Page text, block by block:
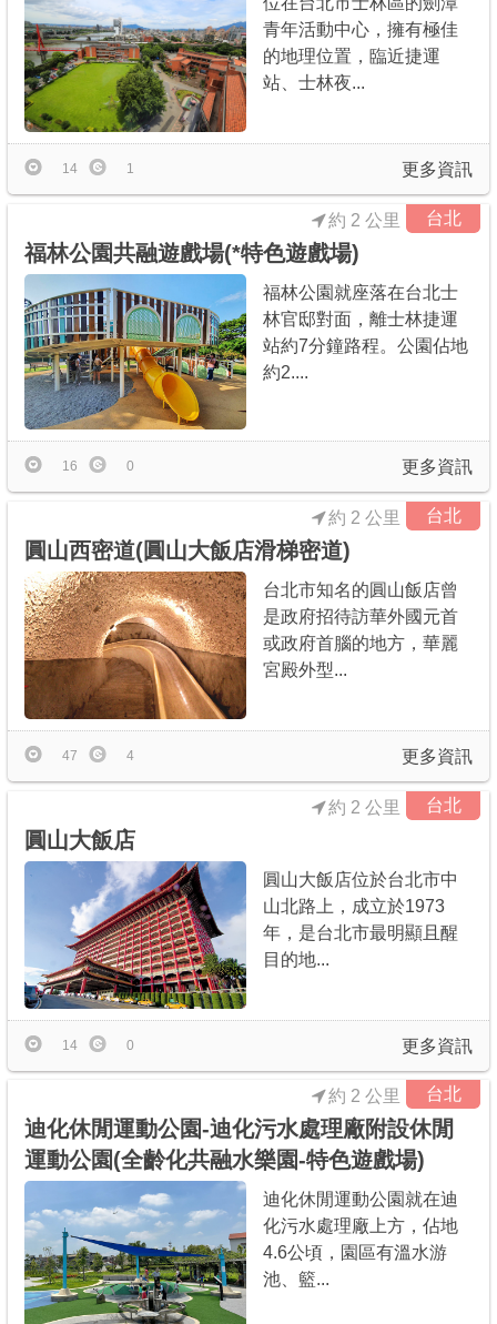
青年活動中心，擁有極佳
的地理位置，臨近捷運
站、士林夜...
更多資訊
14 1
台北
福林公園共融遊戲場(*特色遊戲場)
約 2 公里
福林公園就座落在台北士
林官邸對面，離士林捷運
站約7分鐘路程。公園佔地
約2....
更多資訊
16 0
台北
圓山西密道(圓山大飯店滑梯密道)
約 2 公里
台北市知名的圓山飯店曾
是政府招待訪華外國元首
或政府首腦的地方，華麗
宮殿外型...
更多資訊
47 4
台北
圓山大飯店
約 2 公里
圓山大飯店位於台北市中
山北路上，成立於1973
年，是台北市最明顯且醒
目的地...
更多資訊
14 0
台北
迪化休閒運動公園-迪化污水處理廠附設休閒
運動公園(全齡化共融水樂園-特色遊戲場)
約 2 公里
迪化休閒運動公園就在迪
化污水處理廠上方，佔地
4.6公頃，園區有溫水游
池、籃...